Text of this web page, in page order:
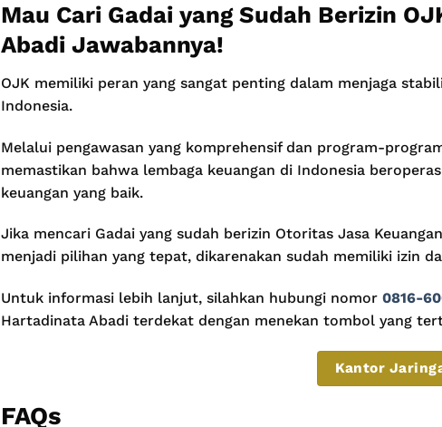
Mau Cari Gadai yang Sudah Berizin
Abadi Jawabannya!
OJK memiliki peran yang sangat penting dalam menjaga
Indonesia.
Melalui pengawasan yang komprehensif dan program-
memastikan bahwa lembaga keuangan di Indonesia
keuangan yang baik.
Jika mencari Gadai yang sudah berizin Otoritas Jasa
menjadi pilihan yang tepat, dikarenakan sudah memiliki izin
Untuk informasi lebih lanjut, silahkan hubungi nomor 0816-
Hartadinata Abadi terdekat dengan menekan tombol yang
Kantor
FAQs